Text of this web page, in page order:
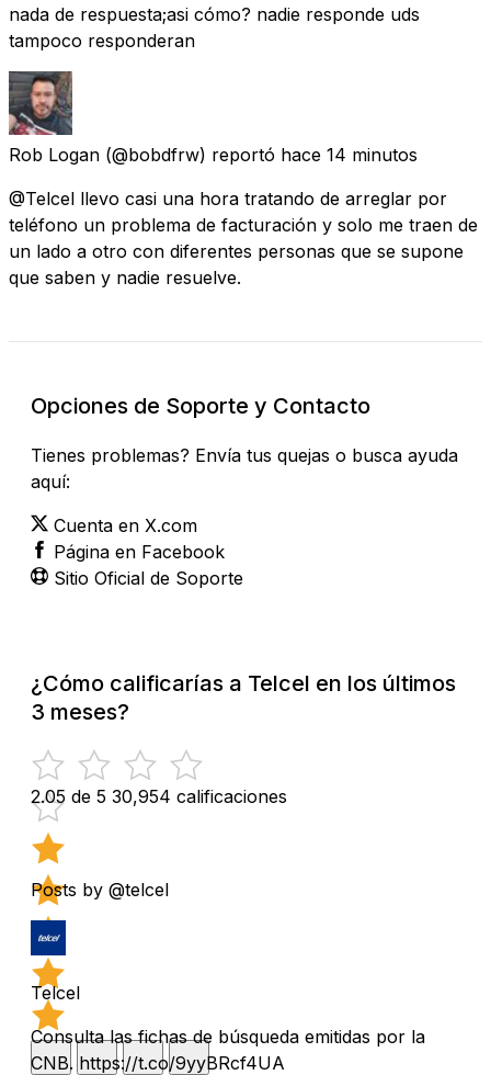
nada de respuesta;asi cómo? nadie responde uds
tampoco responderan
Rob Logan (@bobdfrw) reportó hace 14 minutos
@Telcel llevo casi una hora tratando de arreglar por
teléfono un problema de facturación y solo me traen de
un lado a otro con diferentes personas que se supone
que saben y nadie resuelve.
Opciones de Soporte y Contacto
Tienes problemas? Envía tus quejas o busca ayuda
aquí:
Cuenta en X.com
Página en Facebook
Sitio Oficial de Soporte
¿Cómo calificarías a Telcel en los últimos
3 meses?
2.05 de 5 30,954 calificaciones
Posts by @telcel
Telcel
Consulta las fichas de búsqueda emitidas por la
CNB. https://t.co/9yyBRcf4UA